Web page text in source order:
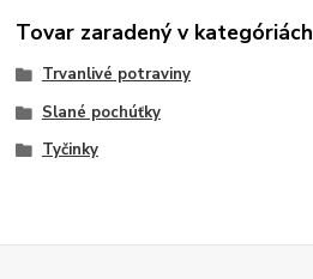
Tovar zaradený v kategóriách
Trvanlivé potraviny
Slané pochúťky
Tyčinky